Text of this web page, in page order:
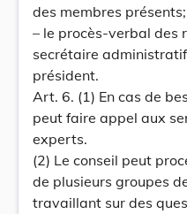
des membres présents;
– le procès-verbal des
secrétaire
président.
Art. 6. (1) En cas de
peut faire appel aux
experts.
(2) Le conseil peut
de plusieurs groupes
travaillant sur des